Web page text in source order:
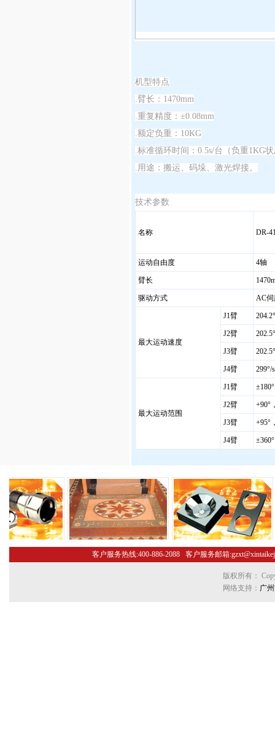
机型特点
.臂长：1470mm
.重复精度：±0.08mm
.额定负重：10KG
.标准循环时间：0.5s/台（负重1KG
.用途：搬运、码垛、激光焊接。
技术参数
名称 DR-
运动自由度 4轴
臂长
驱动方式 AC
最大运动速度
J1臂 204.2
J2臂 202.5
J3臂 202.5
J4臂 299°/s
最大运动范围
J1臂 ±180°
J2臂 +90°
J3臂 +95°
J4臂 ±360°
客户服务热线:400-886-2088 客户服务邮箱
版权所有：
网络支持： 广